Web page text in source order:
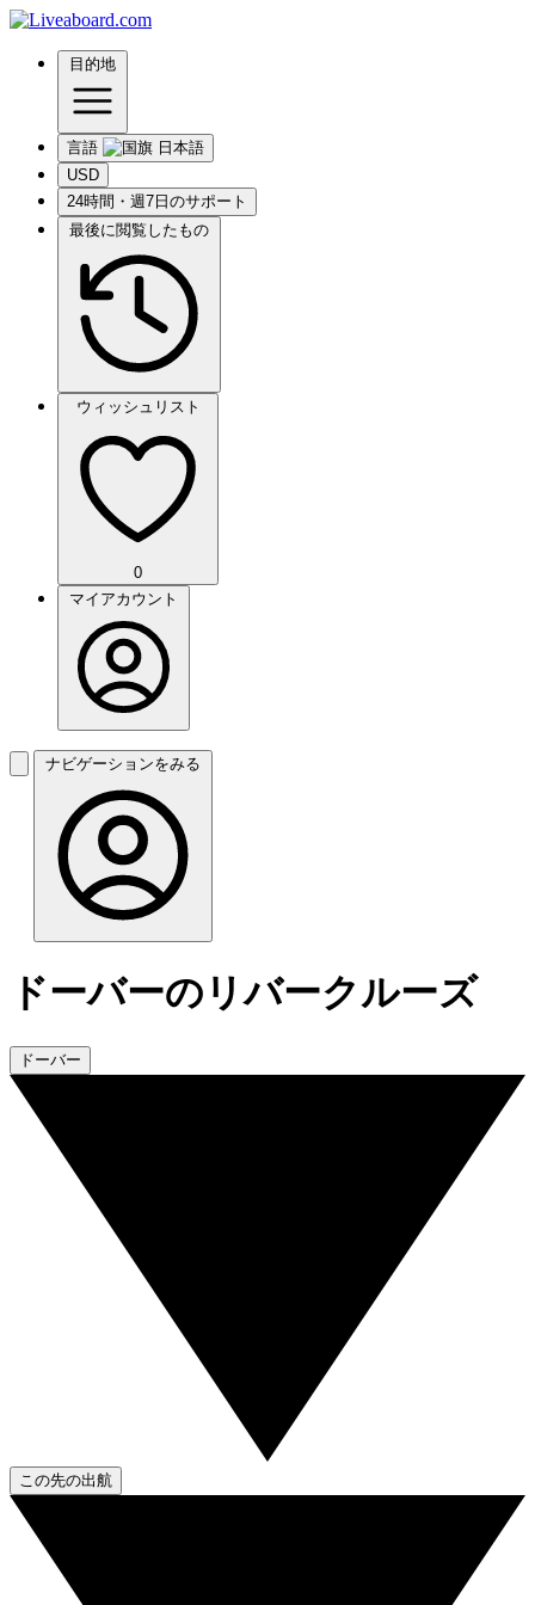
目的地
言語
USD
24時間・週7日のサポート
最後に閲覧したもの
ウィッシュリスト
0
マイアカウント
ナビゲーションをみる
ドーバーのリバークルーズ
ドーバー
この先の出航